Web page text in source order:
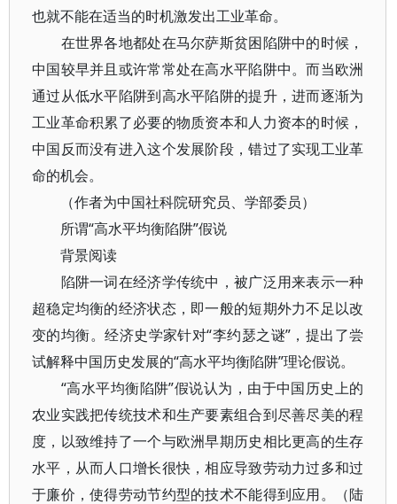
也就不能在适当的时机激发出工业革命。
在世界各地都处在马尔萨斯贫困陷阱中的时候，
中国较早并且或许常常处在高水平陷阱中。而当欧洲
通过从低水平陷阱到高水平陷阱的提升，进而逐渐为
工业革命积累了必要的物质资本和人力资本的时候，
中国反而没有进入这个发展阶段，错过了实现工业革
命的机会。
（作者为中国社科院研究员、学部委员）
所谓“高水平均衡陷阱”假说
背景阅读
陷阱一词在经济学传统中，被广泛用来表示一种
超稳定均衡的经济状态，即一般的短期外力不足以改
变的均衡。经济史学家针对“李约瑟之谜”，提出了尝
试解释中国历史发展的“高水平均衡陷阱”理论假说。
“高水平均衡陷阱”假说认为，由于中国历史上的
农业实践把传统技术和生产要素组合到尽善尽美的程
度，以致维持了一个与欧洲早期历史相比更高的生存
水平，从而人口增长很快，相应导致劳动力过多和过
于廉价，使得劳动节约型的技术不能得到应用。（陆